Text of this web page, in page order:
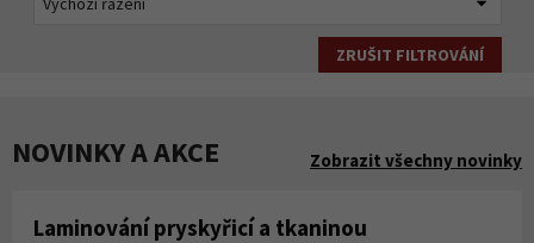
ZRUŠIT FILTROVÁNÍ
NOVINKY A AKCE Zobrazit všechny novinky
Laminování pryskyřicí a tkaninou